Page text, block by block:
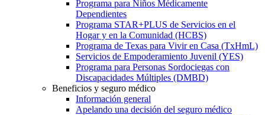
Programa para Niños Médicamente
Dependientes
Programa STAR+PLUS de Servicios en el
Hogar y en la Comunidad (HCBS)
Programa de Texas para Vivir en Casa (TxHmL)
Servicios de Empoderamiento Juvenil (YES)
Programa para Personas Sordociegas con
Discapacidades Múltiples (DMBD)
Beneficios y seguro médico
Información general
Apelando una decisión del seguro médico